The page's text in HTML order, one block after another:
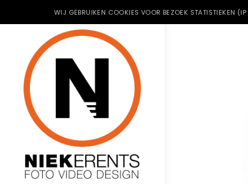
WIJ GEBRUIKEN COOKIES VOOR BEZOEK STATISTIEKEN